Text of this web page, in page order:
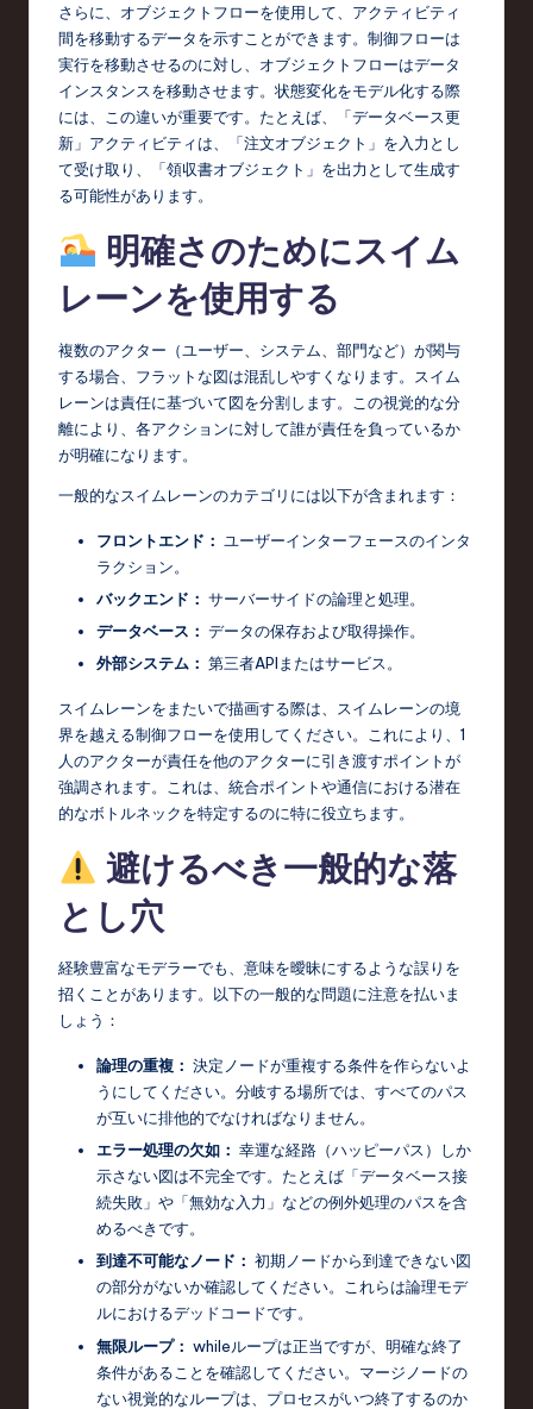
さらに、オブジェクトフローを使用して、アクティビティ
間を移動するデータを示すことができます。制御フローは
実行を移動させるのに対し、オブジェクトフローはデータ
インスタンスを移動させます。状態変化をモデル化する際
には、この違いが重要です。たとえば、「データベース更
新」アクティビティは、「注文オブジェクト」を入力とし
て受け取り、「領収書オブジェクト」を出力として生成す
る可能性があります。
明確さのためにスイム
レーンを使用する
複数のアクター（ユーザー、システム、部門など）が関与
する場合、フラットな図は混乱しやすくなります。スイム
レーンは責任に基づいて図を分割します。この視覚的な分
離により、各アクションに対して誰が責任を負っているか
が明確になります。
一般的なスイムレーンのカテゴリには以下が含まれます：
フロントエンド： ユーザーインターフェースのインタ
ラクション。
バックエンド： サーバーサイドの論理と処理。
データベース： データの保存および取得操作。
外部システム： 第三者APIまたはサービス。
スイムレーンをまたいで描画する際は、スイムレーンの境
界を越える制御フローを使用してください。これにより、1
人のアクターが責任を他のアクターに引き渡すポイントが
強調されます。これは、統合ポイントや通信における潜在
的なボトルネックを特定するのに特に役立ちます。
避けるべき一般的な落
とし穴
経験豊富なモデラーでも、意味を曖昧にするような誤りを
招くことがあります。以下の一般的な問題に注意を払いま
しょう：
論理の重複： 決定ノードが重複する条件を作らないよ
うにしてください。分岐する場所では、すべてのパス
が互いに排他的でなければなりません。
エラー処理の欠如： 幸運な経路（ハッピーパス）しか
示さない図は不完全です。たとえば「データベース接
続失敗」や「無効な入力」などの例外処理のパスを含
めるべきです。
到達不可能なノード： 初期ノードから到達できない図
の部分がないか確認してください。これらは論理モデ
ルにおけるデッドコードです。
無限ループ： whileループは正当ですが、明確な終了
条件があることを確認してください。マージノードの
ない視覚的なループは、プロセスがいつ終了するのか